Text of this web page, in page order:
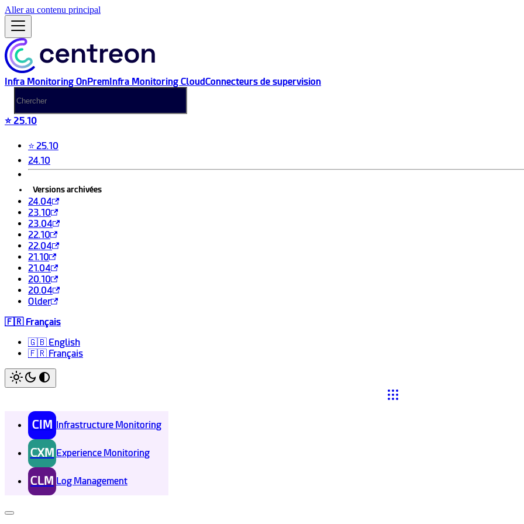
Aller au contenu principal
Infra Monitoring OnPremInfra Monitoring CloudConnecteurs de supervision
⭐ 25.10
⭐ 25.10
24.10
Versions archivées
24.04
23.10
23.04
22.10
22.04
21.10
21.04
20.10
20.04
Older
🇫🇷 Français
🇬🇧 English
🇫🇷 Français
CIM Infrastructure Monitoring
CXM Experience Monitoring
CLM Log Management